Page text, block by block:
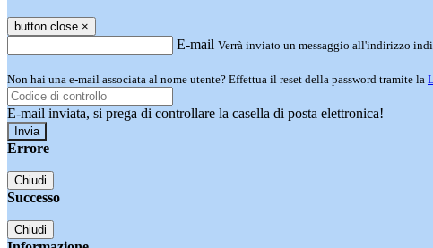
button close ×
E-mail Verrà inviato un messaggio all'indirizzo
Non hai una e-mail associata al nome utente? Effettua il reset della password tramite la
E-mail inviata, si prega di controllare la casella di posta elettronica!
Errore
Chiudi
Successo
Chiudi